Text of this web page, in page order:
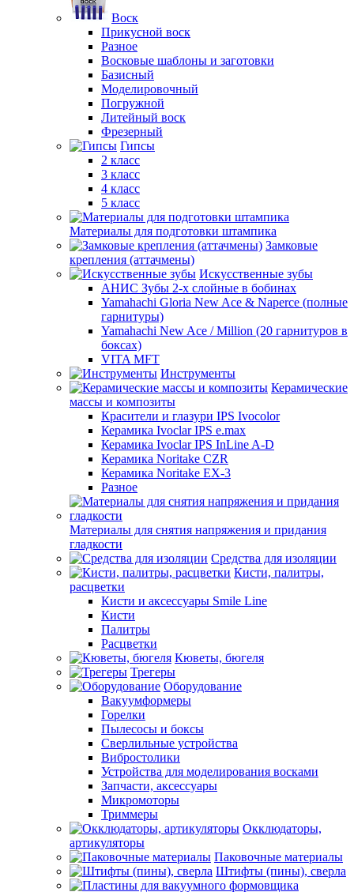
Воск
Прикусной воск
Разное
Восковые шаблоны и заготовки
Базисный
Моделировочный
Погружной
Литейный воск
Фрезерный
Гипсы
2 класс
3 класс
4 класс
5 класс
Материалы для подготовки штампика
Замковые
крепления (аттачмены)
Искусственные зубы
АНИС Зубы 2-х слойные в бобинах
Yamahachi Gloria New Ace & Naperce (полные
гарнитуры)
Yamahachi New Ace / Million (20 гарнитуров в
боксах)
VITA MFT
Инструменты
Керамические
массы и композиты
Красители и глазури IPS Ivocolor
Керамика Ivoclar IPS e.max
Керамика Ivoclar IPS InLine A-D
Керамика Noritake CZR
Керамика Noritake EX-3
Разное
Материалы для снятия напряжения и придания
гладкости
Средства для изоляции
Кисти, палитры,
расцветки
Кисти и аксессуары Smile Line
Кисти
Палитры
Расцветки
Кюветы, бюгеля
Трегеры
Оборудование
Вакуумформеры
Горелки
Пылесосы и боксы
Сверлильные устройства
Вибростолики
Устройства для моделирования восками
Запчасти, аксессуары
Микромоторы
Триммеры
Окклюдаторы,
артикуляторы
Паковочные материалы
Штифты (пины), сверла